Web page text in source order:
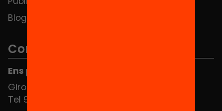
Blog
Contacte
Ens pots trobar al Hub Social
Girona 34, interior 08010 Barcelona
Tel 934 588 700